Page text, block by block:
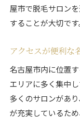
屋市で脱毛サロン
することが大切です
アクセスが便利な
名古屋市内に位置
エリアに多く集中
多くのサロンがあ
が充実しているた